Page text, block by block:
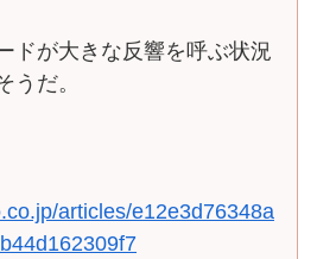
ドが大きな反響を呼ぶ状況
うだ。
articles/e12e3d76348a